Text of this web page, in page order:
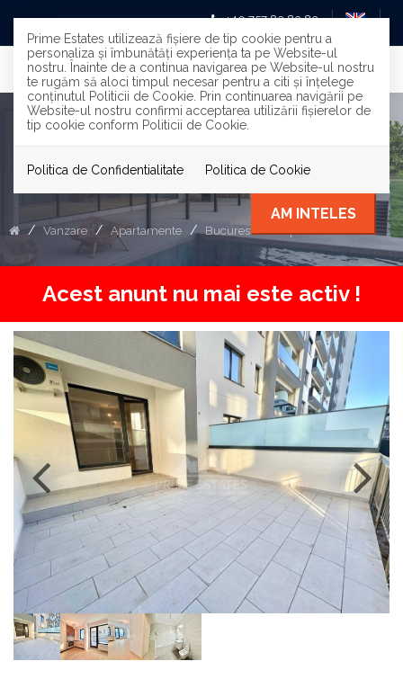
Prime Estates utilizează fişiere de tip cookie pentru a
personaliza și îmbunătăți experiența ta pe Website-ul
nostru. Înainte de a continua navigarea pe Website-ul nostru
te rugăm să aloci timpul necesar pentru a citi și înțelege
conținutul Politicii de Cookie. Prin continuarea navigării pe
Website-ul nostru confirmi acceptarea utilizării fişierelor de
tip cookie conform Politicii de Cookie.
Politica de Confidentialitate Politica de Cookie
AM INTELES
+40 757 83 83 83
mp terasa - Residence 5 Pipera
Vanzare Apartamente Bucuresti Pipera
Acest anunt nu mai este activ !